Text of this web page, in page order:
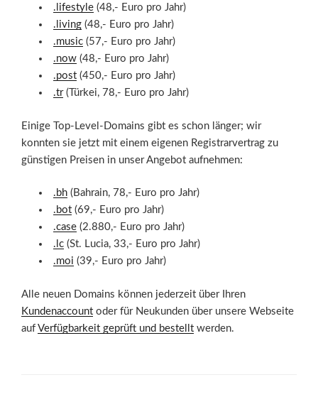
.lifestyle (48,- Euro pro Jahr)
.living (48,- Euro pro Jahr)
.music (57,- Euro pro Jahr)
.now (48,- Euro pro Jahr)
.post (450,- Euro pro Jahr)
.tr(Türkei, 78,- Euro pro Jahr)
Einige Top-Level-Domains gibt es schon länger; wir
konnten sie jetzt mit einem eigenen Registrarvertrag zu
günstigen Preisen in unser Angebot aufnehmen:
.bh (Bahrain, 78,- Euro pro Jahr)
.bot (69,- Euro pro Jahr)
.case (2.880,- Euro pro Jahr)
.lc (St. Lucia, 33,- Euro pro Jahr)
.moi (39,- Euro pro Jahr)
Alle neuen Domains können jederzeit über Ihren
Kundenaccount oder für Neukunden über unsere Webseite
auf Verfügbarkeit geprüft und bestellt werden.